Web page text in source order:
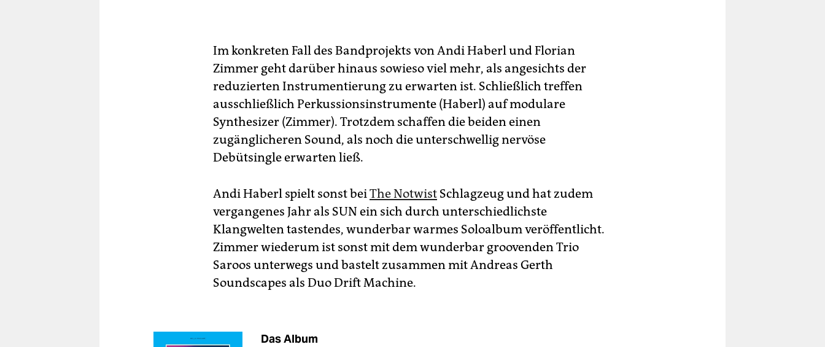
Im konkreten Fall des Bandprojekts von Andi Haberl und Florian
Zimmer geht darüber hinaus sowieso viel mehr, als angesichts der
reduzierten Instrumentierung zu erwarten ist. Schließlich treffen
ausschließlich Perkussionsinstrumente (Haberl) auf modulare
Synthesizer (Zimmer). Trotzdem schaffen die beiden einen
zugänglicheren Sound, als noch die unterschwellig nervöse
Debütsingle erwarten ließ.
Andi Haberl spielt sonst beiThe Notwist Schlagzeug und hat zudem
vergangenes Jahr als SUN ein sich durch unterschiedlichste
Klangwelten tastendes, wunderbar warmes Soloalbum veröffentlicht.
Zimmer wiederum ist sonst mit dem wunderbar groovenden Trio
Saroos unterwegs und bastelt zusammen mit Andreas Gerth
Soundscapes als Duo Drift Machine.
Das Album